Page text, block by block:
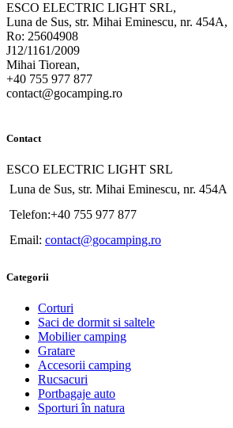
ESCO ELECTRIC LIGHT SRL,
Luna de Sus, str. Mihai Eminescu, nr. 454A,
Ro: 25604908
J12/1161/2009
Mihai Tiorean,
+40 755 977 877
contact@gocamping.ro
Contact
ESCO ELECTRIC LIGHT SRL
Luna de Sus, str. Mihai Eminescu, nr. 454A
Telefon:+40 755 977 877
Email: contact@gocamping.ro
Categorii
Corturi
Saci de dormit si saltele
Mobilier camping
Gratare
Accesorii camping
Rucsacuri
Portbagaje auto
Sporturi în natura